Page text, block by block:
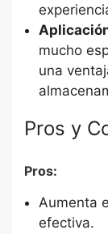
mucho
una
Pros y
Pros:
Aumenta
efectiva.